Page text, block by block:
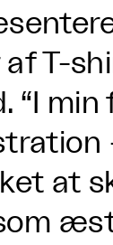
T-
“I
at